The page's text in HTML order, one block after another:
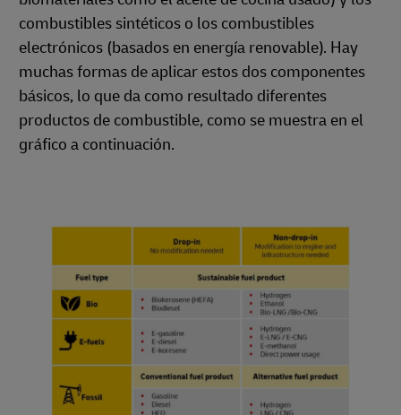
combustibles sintéticos o los combustibles
electrónicos (basados en energía renovable). Hay
muchas formas de aplicar estos dos componentes
básicos, lo que da como resultado diferentes
productos de combustible, como se muestra en el
gráfico a continuación.